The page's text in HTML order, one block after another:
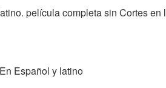
película completa sin Cortes
Español y latino